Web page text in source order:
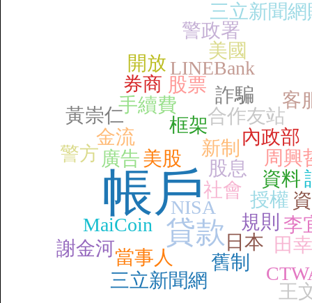
帳戶
貸款
美股 新制
框架
手續費
券商 股票
規則
股息
日本
LINEBank
社會
詐騙
合作友站
開放
美國
MaiCoin
授權
舊制
NISA
當事人
金流
資料
廣告
內政部
周興
謝金河
警政署
客
李
田
黃崇仁
王
警方
三立新聞
三立新聞網